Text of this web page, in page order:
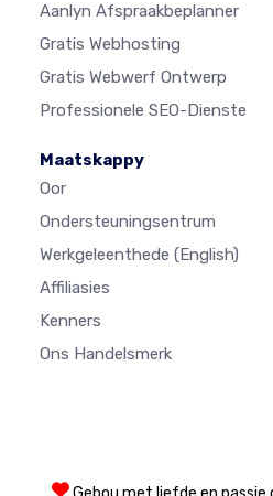
Aanlyn Afspraakbeplanner
Gratis Webhosting
Gratis Webwerf Ontwerp
Professionele SEO-Dienste
Maatskappy
Oor
Ondersteuningsentrum
Werkgeleenthede (English)
Affiliasies
Kenners
Ons Handelsmerk